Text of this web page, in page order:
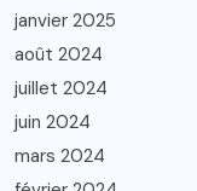
janvier 2025
août 2024
juillet 2024
juin 2024
mars 2024